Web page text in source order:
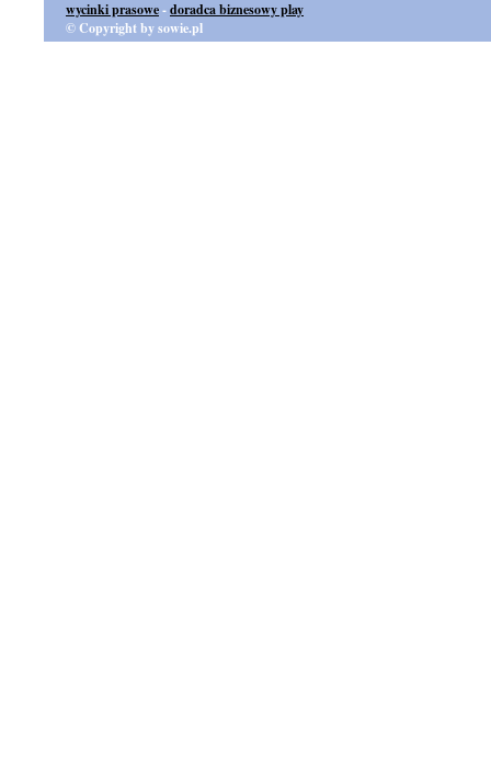
wycinki prasowe-doradca biznesowy play
© Copyright by sowie.pl